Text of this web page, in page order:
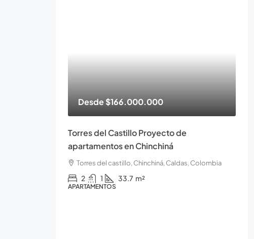
Desde$166.000.000
Torres del Castillo Proyecto de
apartamentos en Chinchiná
Torres del castillo, Chinchiná, Caldas, Colombia
2 1 33.7 m²
APARTAMENTOS